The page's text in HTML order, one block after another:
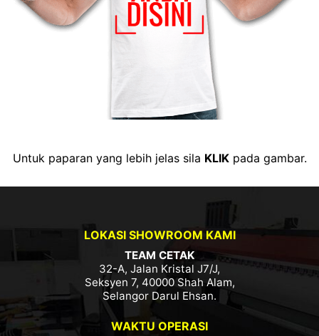
Untuk paparan yang lebih jelas sila KLIKpada gambar.
LOKASI SHOWROOM KAMI
TEAM CETAK
32-A, Jalan Kristal J7/J,
Seksyen 7, 40000 Shah Alam,
Selangor Darul Ehsan.
WAKTU OPERASI